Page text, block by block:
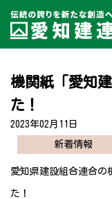
機関紙「愛知
た！
2023年02月11日
新着情報
愛知県建設組合連合の
た！